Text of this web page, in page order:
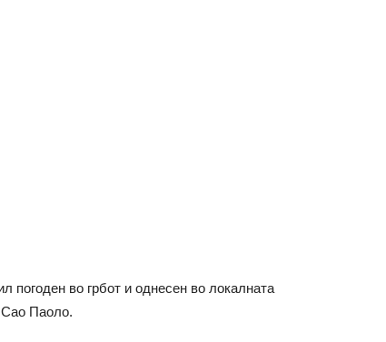
погоден во грбот и однесен во локалната
Сао Паоло.